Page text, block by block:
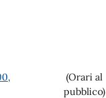
(Orari al
pubblico)